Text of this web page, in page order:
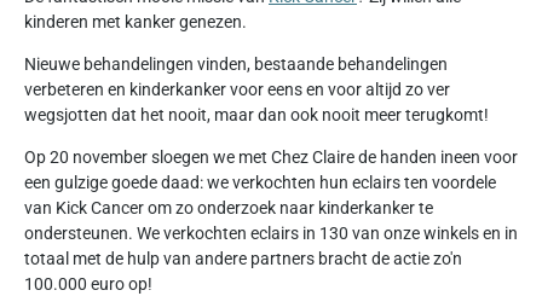
kinderen met kanker genezen.
Nieuwe behandelingen vinden, bestaande behandelingen
verbeteren en kinderkanker voor eens en voor altijd zo ver
wegsjotten dat het nooit, maar dan ook nooit meer terugkomt!
Op 20 november sloegen we met Chez Claire de handen ineen voor
een gulzige goede daad: we verkochten hun eclairs ten voordele
van Kick Cancer om zo onderzoek naar kinderkanker te
ondersteunen. We verkochten eclairs in 130 van onze winkels en in
totaal met de hulp van andere partners bracht de actie zo'n
100.000 euro op!